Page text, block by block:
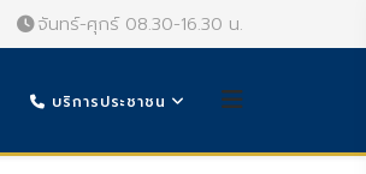
จันทร์-ศุกร์ 08.30-16.30 น.
บริการประชาชน